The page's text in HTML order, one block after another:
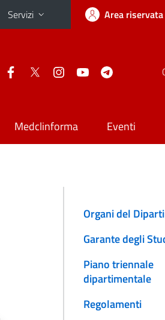
Servizi Area riservata
Medclinforma Eventi
Organi del
Garante degli
Piano triennale
dipartimentale
Regolamenti